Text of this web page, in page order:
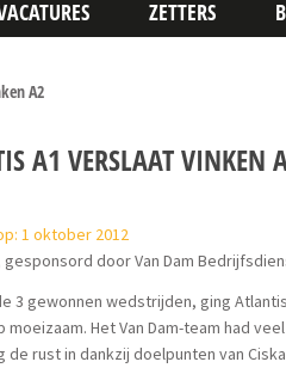
ZETTERS
A2
A1 VERSLAAT VINKEN
1 oktober 2012
gesponsord door Van Dam
3 gewonnen wedstrijden, ging
moeizaam. Het Van Dam-team had
de rust in dankzij doelpunten van